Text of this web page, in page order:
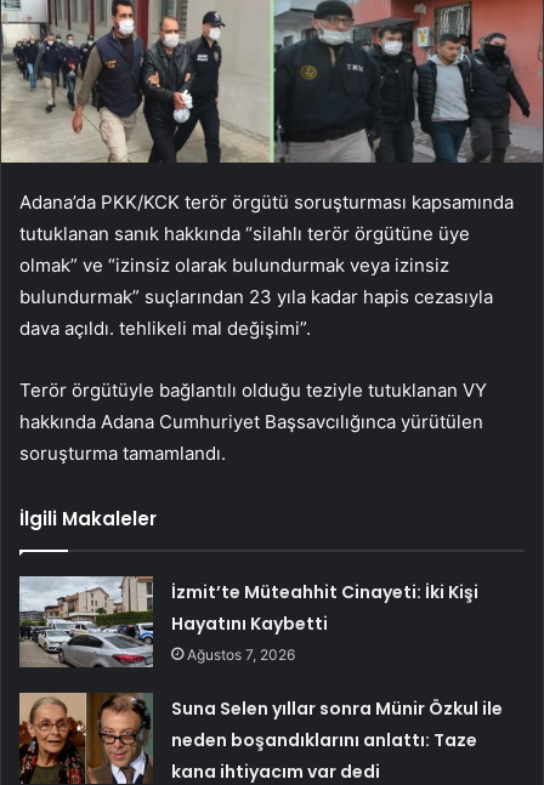
Adana’da PKK/KCK terör örgütü soruşturması kapsamında
tutuklanan sanık hakkında “silahlı terör örgütüne üye
olmak” ve “izinsiz olarak bulundurmak veya izinsiz
bulundurmak” suçlarından 23 yıla kadar hapis cezasıyla
dava açıldı. tehlikeli mal değişimi”.
Terör örgütüyle bağlantılı olduğu teziyle tutuklanan VY
hakkında Adana Cumhuriyet Başsavcılığınca yürütülen
soruşturma tamamlandı.
İlgili Makaleler
İzmit’te Müteahhit Cinayeti: İki Kişi
Hayatını Kaybetti
Ağustos 7, 2026
Suna Selen yıllar sonra Münir Özkul ile
neden boşandıklarını anlattı: Taze
kana ihtiyacım var dedi